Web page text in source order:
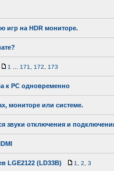
игр на HDR мониторе.
1 171 172 173
к PC одновременно
мониторе или системе.
звуки отключения и
LGE2122 (LD33B) 1 2 3